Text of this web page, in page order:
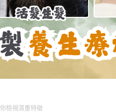
養
獅
檢視濕重特徵